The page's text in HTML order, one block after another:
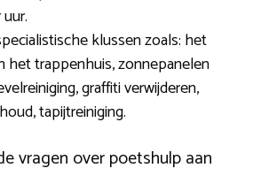
klussen zoals: het
het trappenhuis, zonnepanelen
graffiti verwijderen,
tapijtreiniging.
vragen over poetshulp aan